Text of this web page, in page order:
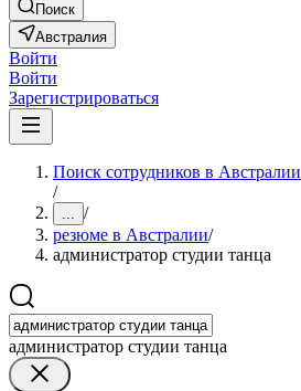
Поиск
Австралия
Войти
Войти
Зарегистрироваться
Поиск сотрудников в Австралии
/
... /
резюме в Австралии/
администратор студии танца
администратор студии танца